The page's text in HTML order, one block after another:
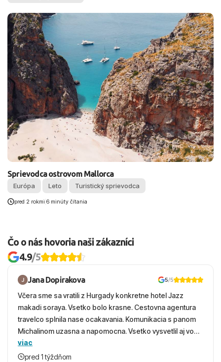
Sprievodca ostrovom Mallorca
Európa Leto Turistický sprievodca
pred 2 rokmi 6 minúty čítania
Čo o nás hovoria naši zákazníci
4.9/5
Jana Dopirakova 5/5
Včera sme sa vratili z Hurgady konkretne hotel Jazz
makadi soraya. Vsetko bolo krasne. Cestovna agentura
travelco splnila nase ocakavania. Komunikacia s panom
Michalinom uzasna a napomocna. Vsetko vysvetlil aj vo
vecernych hodinach zaco sa ospravedlnujem. Hotel
krasny, cisty. Sluzby top. Strava, prostredie, more,
viac
pred 1 týždňom